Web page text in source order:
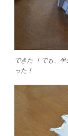
できた ！でも、
った！